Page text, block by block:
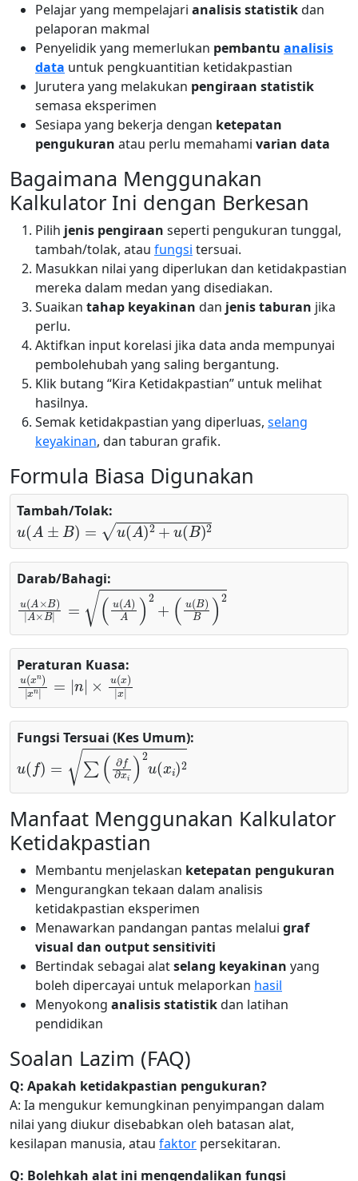
Pelajar yang mempelajari analisis statistikdan
pelaporan makmal
Penyelidik yang memerlukan pembantu analisis
data untuk pengkuantitian ketidakpastian
Jurutera yang melakukan pengiraan statistik
semasa eksperimen
Sesiapa yang bekerja dengan ketepatan
pengukuran atau perlu memahami varian data
Bagaimana Menggunakan
Kalkulator Ini dengan Berkesan
Pilih jenis pengiraan seperti pengukuran tunggal,
tambah/tolak, atau fungsi tersuai.
Masukkan nilai yang diperlukan dan ketidakpastian
mereka dalam medan yang disediakan.
Suaikan tahap keyakinan dan jenis taburan jika
perlu.
Aktifkan input korelasi jika data anda mempunyai
pembolehubah yang saling bergantung.
Klik butang “Kira Ketidakpastian” untuk melihat
hasilnya.
Semak ketidakpastian yang diperluas, selang
keyakinan, dan taburan grafik.
Formula Biasa Digunakan
Tambah/Tolak:
u(A±B)=u(A)2+u(B)2
Darab/Bahagi:
u(A×B B|=(u A) 2+
(u(B)B
Peraturan Kuasa:
u(xn)|xn|=|n|
×u(x)|x|
Fungsi Tersuai (Kes Umum):
( f)= f∂x )2 u( xi)
Manfaat Menggunakan Kalkulator
Ketidakpastian
Membantu menjelaskan ketepatan pengukuran
Mengurangkan tekaan dalam analisis
ketidakpastian eksperimen
Menawarkan pandangan pantas melalui graf
visual dan output sensitiviti
Bertindak sebagai alatselang keyakinan yang
boleh dipercayai untuk melaporkan hasil
Menyokong analisis statistikdan latihan
pendidikan
Soalan Lazim (FAQ)
Q: Apakah ketidakpastian pengukuran?
A: Ia mengukur kemungkinan penyimpangan dalam
nilai yang diukur disebabkan oleh batasan alat,
kesilapan manusia, atau faktor persekitaran.
Q: Bolehkah alat ini mengendalikan fungsi